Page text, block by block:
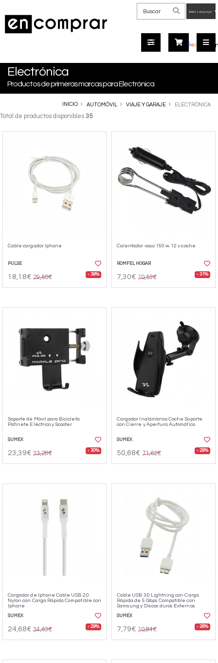
by
Electrónica
Productos de primeras marcas para Electrónica
INICIO AUTOMÓVIL VIAJE Y GARAJE ELECTRÓNICA
Total de productos disponibles 35
Cable cargador Iphone
PULSE
18,18€ 29,60€ - 39%
Calentador vaso 150 w. 12 v coche
ROMFEL HOGAR
7,30€ 10,53€ - 31%
Soporte de Móvil para Bicicleta
Patinete Eléctrico y Scooter
SUMEX
23,39€ 33,28€ - 30%
Cargador Inalámbrico Coche Soporte
con Cierre y Apertura Automático
SUMEX
50,68€ 71,62€ - 29%
Cargador de Iphone Cable USB 2.0
Nylon con Carga Rápida Compatible con
Iphone
SUMEX
24,68€ 34,63€ - 29%
Cable USB 3.0 Lightning con Carga
Rápida de 5 Gbps Compatible con
Samsung y Discos duros Externos
SUMEX
7,79€ 10,84€ - 28%